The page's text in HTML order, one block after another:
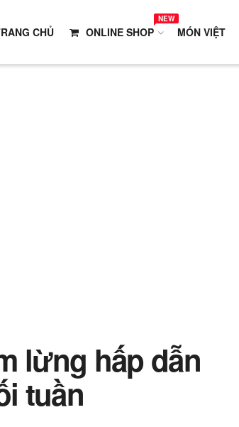
CHỦ ONLINE SHOP
NEW
MÓN VIỆT
lừng hấp dẫn
tuần